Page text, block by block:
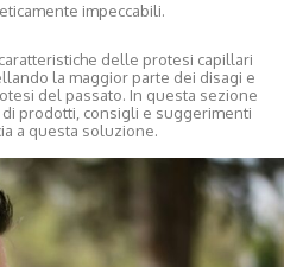
impeccabili.
delle protesi capillari
la maggior parte dei disagi e
del passato. In questa sezione
prodotti, consigli e suggerimenti
a questa soluzione.